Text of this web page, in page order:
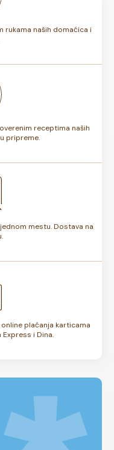
rukama naših domaćica i
receptima naših
pripreme.
mestu. Dostava na
plaćanja karticama
i Dina.